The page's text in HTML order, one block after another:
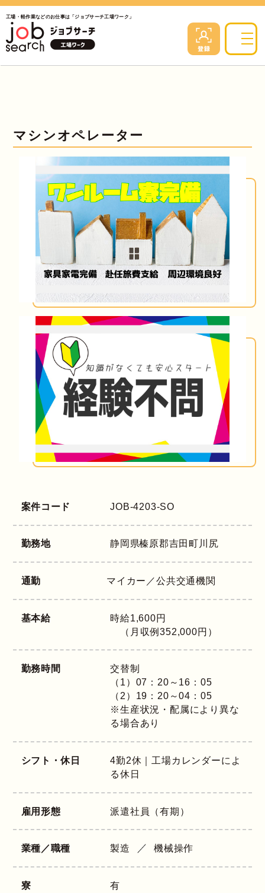
工場・軽作業などのお仕事は「ジョブサーチ工場ワーク」
マシンオペレーター
案件コード JOB-4203-SO
勤務地 静岡県榛原郡吉田町川尻
通勤 マイカー／公共交通機関
基本給
時給1,600円
（月収例352,000円）
勤務時間
交替制
（1）07：20～16：05
（2）19：20～04：05
※生産状況・配属により異な
る場合あり
シフト・休日
4勤2休｜工場カレンダーによ
る休日
雇用形態 派遣社員（有期）
業種／職種 製造 機械操作
寮
有